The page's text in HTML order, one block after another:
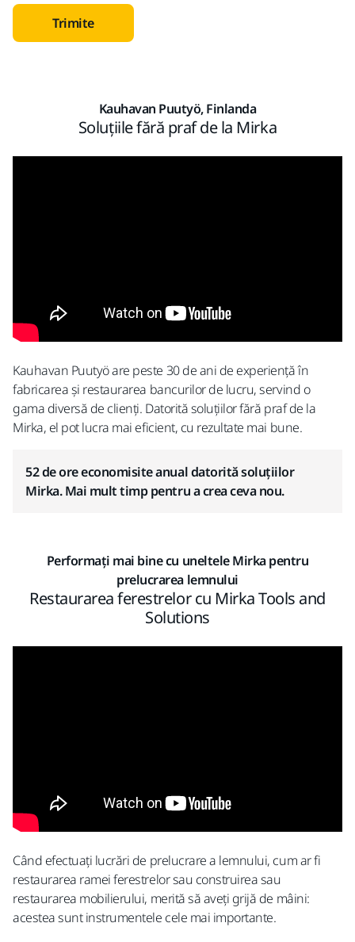
Trimite
Kauhavan Puutyö, Finlanda
Soluțiile fără praf de la Mirka
Kauhavan Puutyö are peste 30 de ani de experiență în
fabricarea și restaurarea bancurilor de lucru, servind o
gama diversă de clienți. Datorită soluțiilor fără praf de la
Mirka, el pot lucra mai eficient, cu rezultate mai bune.
52 de ore economisite anual datorită soluțiilor
Mirka. Mai mult timp pentru a crea ceva nou.
Performați mai bine cu uneltele Mirka pentru
prelucrarea lemnului
Restaurarea ferestrelor cu Mirka Tools and
Solutions
Când efectuați lucrări de prelucrare a lemnului, cum ar fi
restaurarea ramei ferestrelor sau construirea sau
restaurarea mobilierului, merită să aveți grijă de mâini:
acestea sunt instrumentele cele mai importante.